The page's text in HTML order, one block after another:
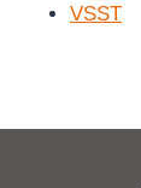
VSST